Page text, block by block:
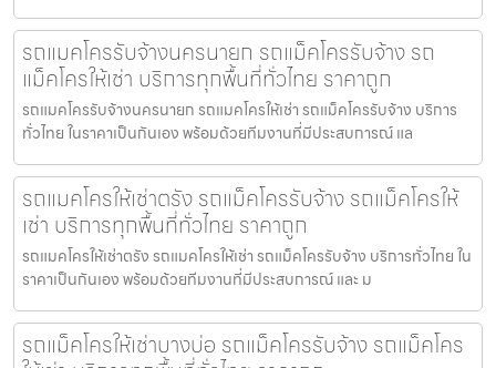
รถแมคโครรับจ้างนครนายก รถแม็คโครรับจ้าง รถ
แม็คโครให้เช่า บริการทุกพื้นที่ทั่วไทย ราคาถูก
รถแมคโครรับจ้างนครนายก รถแมคโครให้เช่า รถแม็คโครรับจ้าง บริการ
ทั่วไทย ในราคาเป็นกันเอง พร้อมด้วยทีมงานที่มีประสบการณ์ แล
รถแมคโครให้เช่าตรัง รถแม็คโครรับจ้าง รถแม็คโครให้
เช่า บริการทุกพื้นที่ทั่วไทย ราคาถูก
รถแมคโครให้เช่าตรัง รถแมคโครให้เช่า รถแม็คโครรับจ้าง บริการทั่วไทย ใน
ราคาเป็นกันเอง พร้อมด้วยทีมงานที่มีประสบการณ์ และ ม
รถแม็คโครให้เช่าบางบ่อ รถแม็คโครรับจ้าง รถแม็คโคร